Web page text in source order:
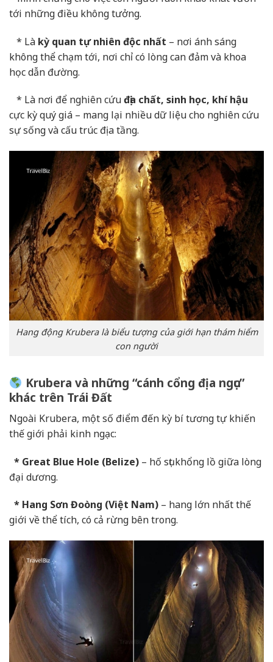
tới những điều không tưởng.
* Là kỳ quan tự nhiên độc nhất – nơi ánh sáng
không thể chạm tới, nơi chỉ có lòng can đảm và khoa
học dẫn đường.
* Là nơi để nghiên cứuđịa chất, sinh học, khí hậu
cực kỳ quý giá – mang lại nhiều dữ liệu cho nghiên cứu
sự sống và cấu trúc địa tầng.
Hang động Krubera là biểu tượng của giới hạn thám hiểm
con người
Krubera và những “cánh cổng địa ngục”
khác trên Trái Đất
Ngoài Krubera, một số điểm đến kỳ bí tương tự khiến
thế giới phải kinh ngạc:
* Great Blue Hole (Belize) – hố sụt khổng lồ giữa lòng
đại dương.
* Hang Sơn Đoòng (Việt Nam) – hang lớn nhất thế
giới về thể tích, có cả rừng bên trong.